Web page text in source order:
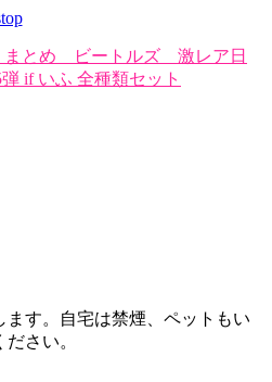
まとめ ビートルズ 激レア 日
if いふ 全種類セット
す。自宅は禁煙、ペットもい
さい。